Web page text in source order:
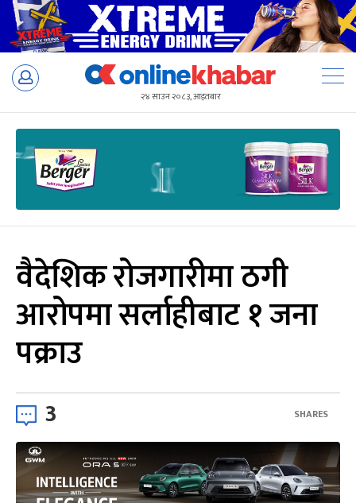
Skip
२४ साउन २०८३, आइतबार
वैदेशिक रोजगारीमा ठगी
आरोपमा सर्लाहीबाट १ जना
पक्राउ
3 SHARES